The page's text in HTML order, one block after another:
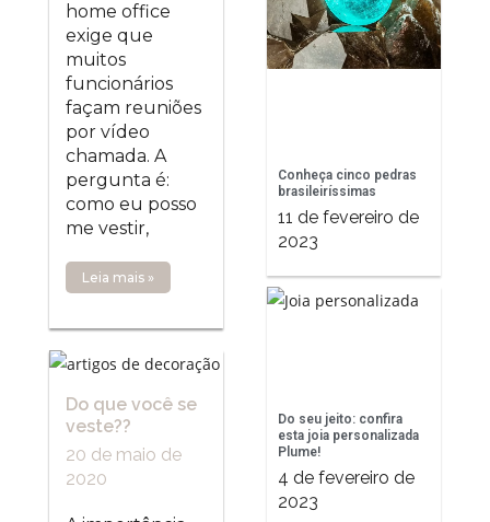
home office
exige que
muitos
funcionários
façam reuniões
por vídeo
chamada. A
pergunta é:
como eu posso
me vestir,
Leia mais »
Do que você se
veste??
20 de maio de
2020
Conheça cinco pedras
brasileiríssimas
11 de fevereiro de
2023
Do seu jeito: confira
esta joia personalizada
Plume!
4 de fevereiro de
2023